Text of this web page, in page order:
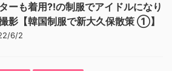
ーも着用⁈の制服でアイドルになり
影【韓国制服で新大久保散策 ①】
6/2